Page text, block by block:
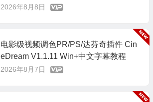
2026年8月8日
电影级视频调色PR/PS/达芬奇插件 Cin
eDream V1.1.11 Win+中文字幕教程
2026年8月7日